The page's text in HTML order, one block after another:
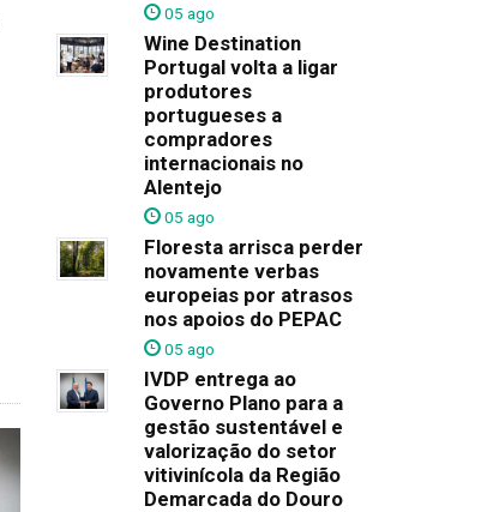
05 ago
Wine Destination
Portugal volta a ligar
produtores
portugueses a
compradores
internacionais no
Alentejo
05 ago
Floresta arrisca perder
novamente verbas
europeias por atrasos
nos apoios do PEPAC
05 ago
IVDP entrega ao
Governo Plano para a
gestão sustentável e
valorização do setor
vitivinícola da Região
Demarcada do Douro